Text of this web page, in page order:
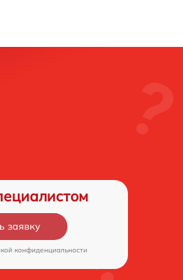
заявку
конфиденциальности